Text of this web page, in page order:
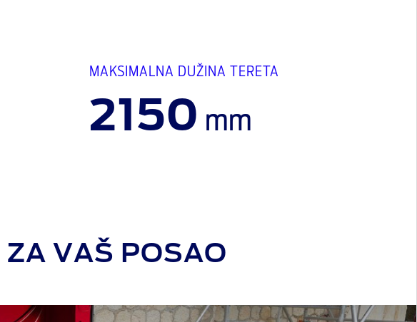
MAKSIMALNA DUŽINA TERETA
2150 mm
VAŠ POSAO